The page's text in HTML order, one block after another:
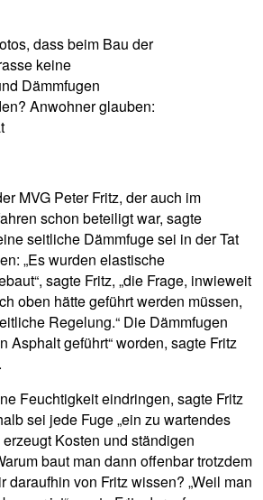
dass beim Bau der
keine
Dämmfugen
Anwohner glauben:
MVG Peter Fritz, der auch im
schon beteiligt war, sagte
seitliche Dämmfuge sei in der Tat
„Es wurden elastische
sagte Fritz, „die Frage, inwieweit
oben hätte geführt werden müssen,
Regelung.“ Die Dämmfugen
Asphalt geführt“ worden, sagte Fritz
Feuchtigkeit eindringen, sagte Fritz
sei jede Fuge „ein zu wartendes
Kosten und ständigen
baut man dann offenbar trotzdem
daraufhin von Fritz wissen? „Weil man